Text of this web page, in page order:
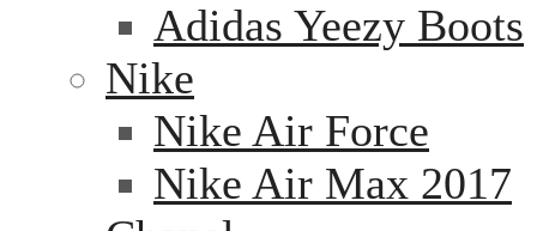
Adidas Yeezy Boots
Nike
Nike Air Force
Nike Air Max 2017